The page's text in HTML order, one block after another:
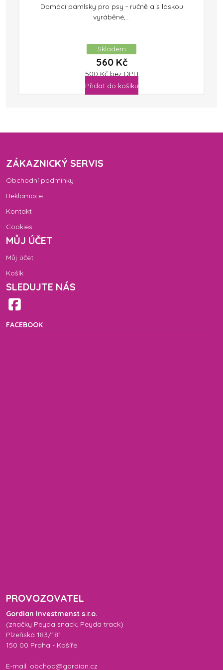
Domácí pamlsky pro psy - ručně a s láskou
vyráběné,...
Skladem
560 Kč
500 Kč bez DPH
Přidat do košíku
ZÁKAZNICKÝ SERVIS
Obchodní podmínky
Reklamace
Kontakt
Cookies
MŮJ ÚČET
Můj účet
Košík
SLEDUJTE NÁS
FACEBOOK
PROVOZOVATEL
Gordian Investmenst s.r.o.
(značky Peyda snack, Peyda track)
Plzeňská 183/181
150 00 Praha - Košíře
E-mail: obchod@gordian.cz